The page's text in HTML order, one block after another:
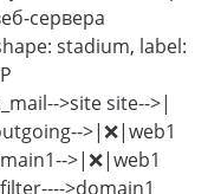
сервера
stadium, label:
>site site-->|
>|❌|web1
>|❌|web1
>domain1